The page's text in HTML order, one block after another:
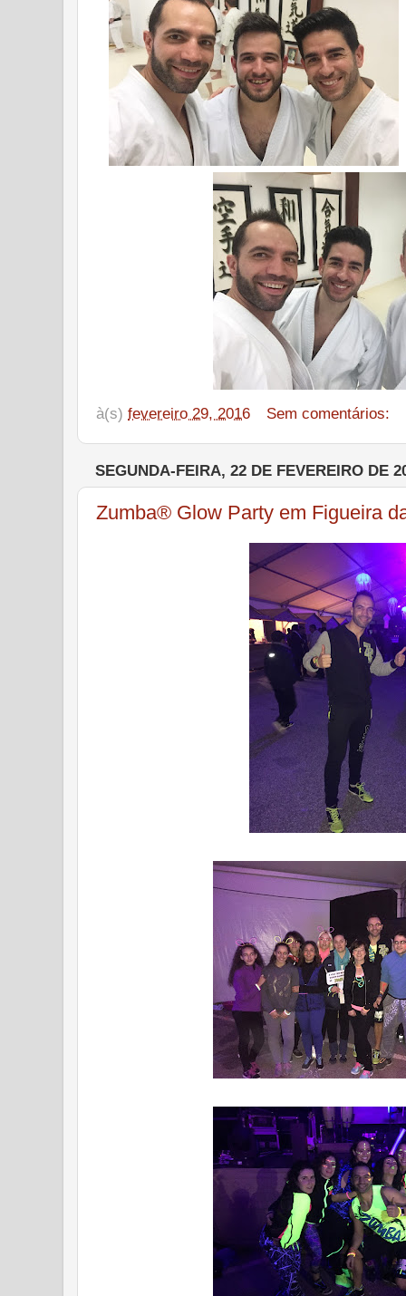
à(s) fevereiro 29, 2016 Sem comentários:
SEGUNDA-FEIRA, 22 DE FEVEREIRO DE
Zumba® Glow Party em Figueira